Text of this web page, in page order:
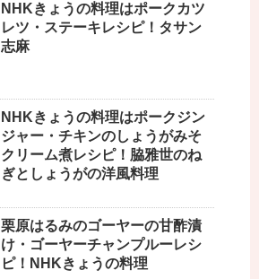
NHKきょうの料理はポークカツ
レツ・ステーキレシピ！タサン
志麻
NHKきょうの料理はポークジン
ジャー・チキンのしょうがみそ
クリーム煮レシピ！脇雅世のね
ぎとしょうがの洋風料理
栗原はるみのゴーヤーの甘酢漬
け・ゴーヤーチャンプルーレシ
ピ！NHKきょうの料理